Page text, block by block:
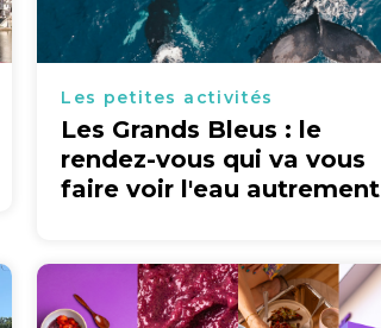
Les petites activités
Les Grands Bleus : le
rendez-vous qui va vous
faire voir l'eau autrement